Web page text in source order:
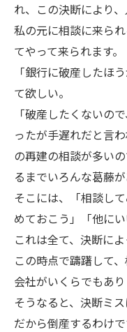
れ、この決断により
私の元に相談に来ら
てやって来られます。
「銀行に破産したほ
て欲しい。
「破産したくないの
ったが手遅れだと言
の再建の相談が多い
るまでいろんな葛藤が
そこには、「相談し
めておこう」「他に
これは全て、決断によ
この時点で躊躇して
会社がいくらでもあり
そうなると、決断ミス
だから倒産するわけ